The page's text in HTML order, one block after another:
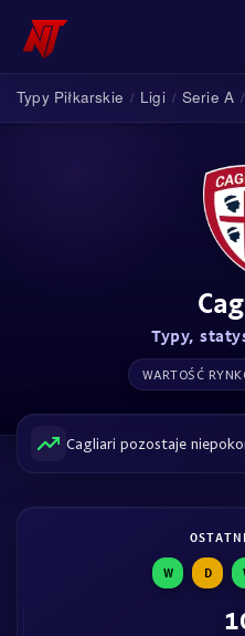
Typy Piłkarskie / Ligi / Serie A /
Typy,
WARTOŚĆ
Cagliari pozostaje
W D